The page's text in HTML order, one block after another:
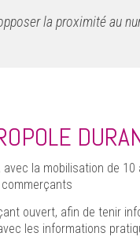
la proximité au
la mobilisation de
ouvert, afin de tenir
les informations